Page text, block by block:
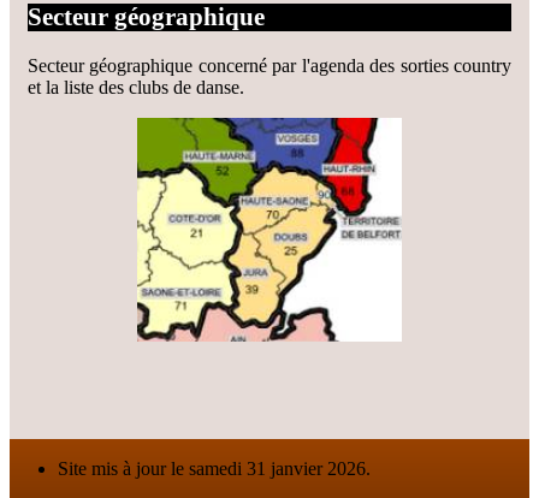
Secteur géographique
Secteur géographique concerné par l'agenda des sorties country
et la liste des clubs de danse.
Site mis à jour le samedi 31 janvier 2026.